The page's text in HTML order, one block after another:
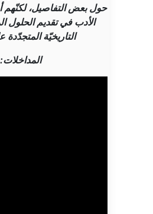
حول بعض التفاصيل، لكنّهم
الأدب في تقديم الحلول
التاريخيّة
المداخلات: